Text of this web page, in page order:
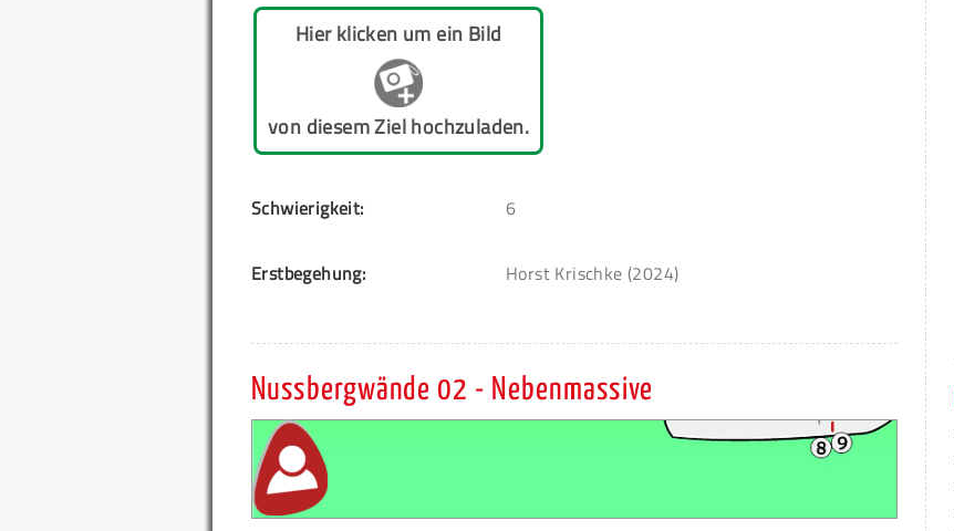
Hier klicken um ein Bild
von diesem Ziel hochzuladen.
Schwierigkeit: 6
Erstbegehung: Horst Krischke (2024)
Nussbergwände 02 - Nebenmassive